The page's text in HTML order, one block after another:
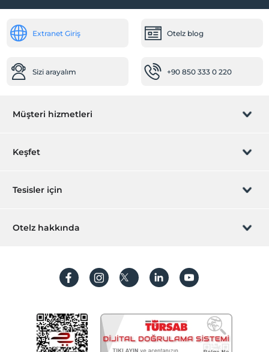
Extranet Giriş Otelz blog
Sizi arayalım +90 850 333 0 220
Müşteri hizmetleri
Rezervasyon yönet
Sıkça sorulan sorular
İşlem rehberi
Keşfet
Hediye Kart
Hesap oluştur
Tesisler için
Hemen tesisinizi ekleyin
Otelz hakkında
Koşullar ve şartlar